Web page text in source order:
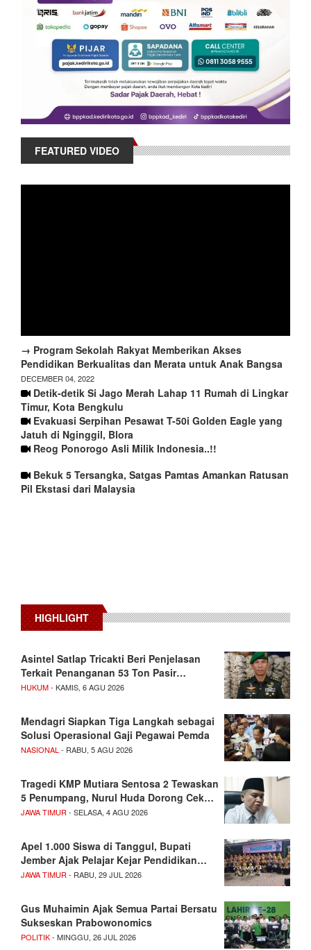
FEATURED VIDEO
→ Program Sekolah Rakyat Memberikan Akses
Pendidikan Berkualitas dan Merata untuk Anak Bangsa
DECEMBER 04, 2022
Detik-detik Si Jago Merah Lahap 11 Rumah di Lingkar
Timur, Kota Bengkulu
Evakuasi Serpihan Pesawat T-50i Golden Eagle yang
Jatuh di Nginggil, Blora
Reog Ponorogo Asli Milik Indonesia..!!
Bekuk 5 Tersangka, Satgas Pamtas Amankan Ratusan
Pil Ekstasi dari Malaysia
HIGHLIGHT
Asintel Satlap Tricakti Beri Penjelasan
Terkait Penanganan 53 Ton Pasir…
HUKUM- KAMIS, 6 AGU 2026
Mendagri Siapkan Tiga Langkah sebagai
Solusi Operasional Gaji Pegawai Pemda
NASIONAL- RABU, 5 AGU 2026
Tragedi KMP Mutiara Sentosa 2 Tewaskan
5 Penumpang, Nurul Huda Dorong Cek…
JAWA TIMUR- SELASA, 4 AGU 2026
Apel 1.000 Siswa di Tanggul, Bupati
Jember Ajak Pelajar Kejar Pendidikan…
JAWA TIMUR- RABU, 29 JUL 2026
Gus Muhaimin Ajak Semua Partai Bersatu
Sukseskan Prabowonomics
POLITIK- MINGGU, 26 JUL 2026